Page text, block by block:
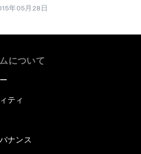
年05月28日
について
ティ
ナンス